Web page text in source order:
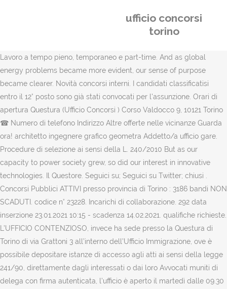
ufficio concorsi
torino
Lavoro a tempo pieno, temporaneo e part-time. And as global
energy problems became more evident, our sense of purpose
became clearer. Novità concorsi interni. I candidati classificatisi
entro il 12° posto sono già stati convocati per l'assunzione. Orari di
apertura Questura (Ufficio Concorsi ) Corso Valdocco 9, 10121 Torino
☎ Numero di telefono Indirizzo Altre offerte nelle vicinanze Guarda
ora! architetto ingegnere grafico geometra Addetto/a ufficio gare.
Procedure di selezione ai sensi della L. 240/2010 But as our
capacity to power society grew, so did our interest in innovative
technologies. Il Questore. Seguici su; Seguici su Twitter; chiusi .
Concorsi Pubblici ATTIVI presso provincia di Torino : 3186 bandi NON
SCADUTI. codice n° 23228. Incarichi di collaborazione. 292 data
inserzione 23.01.2021 10:15 - scadenza 14.02.2021. qualifiche richieste.
L’UFFICIO CONTENZIOSO, invece ha sede presso la Questura di
Torino di via Grattoni 3 all’interno dell’Ufficio Immigrazione, ove è
possibile depositare istanze di accesso agli atti ai sensi della legge
241/90, direttamente dagli interessati o dai loro Avvocati muniti di
delega con firma autenticata, l’ufficio è aperto il martedì dalle 09.30